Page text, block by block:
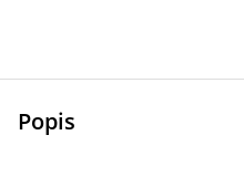
Popis